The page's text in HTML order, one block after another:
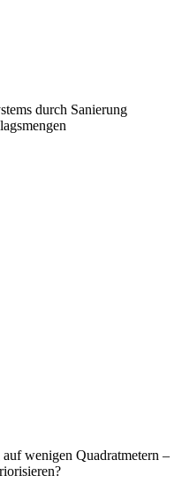
durch Sanierung
wenigen Quadratmetern –